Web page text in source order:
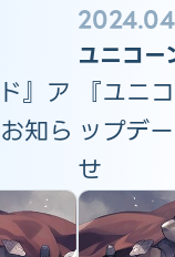
』ア
知ら
ユニコー
『ユニ
ップデ
せ